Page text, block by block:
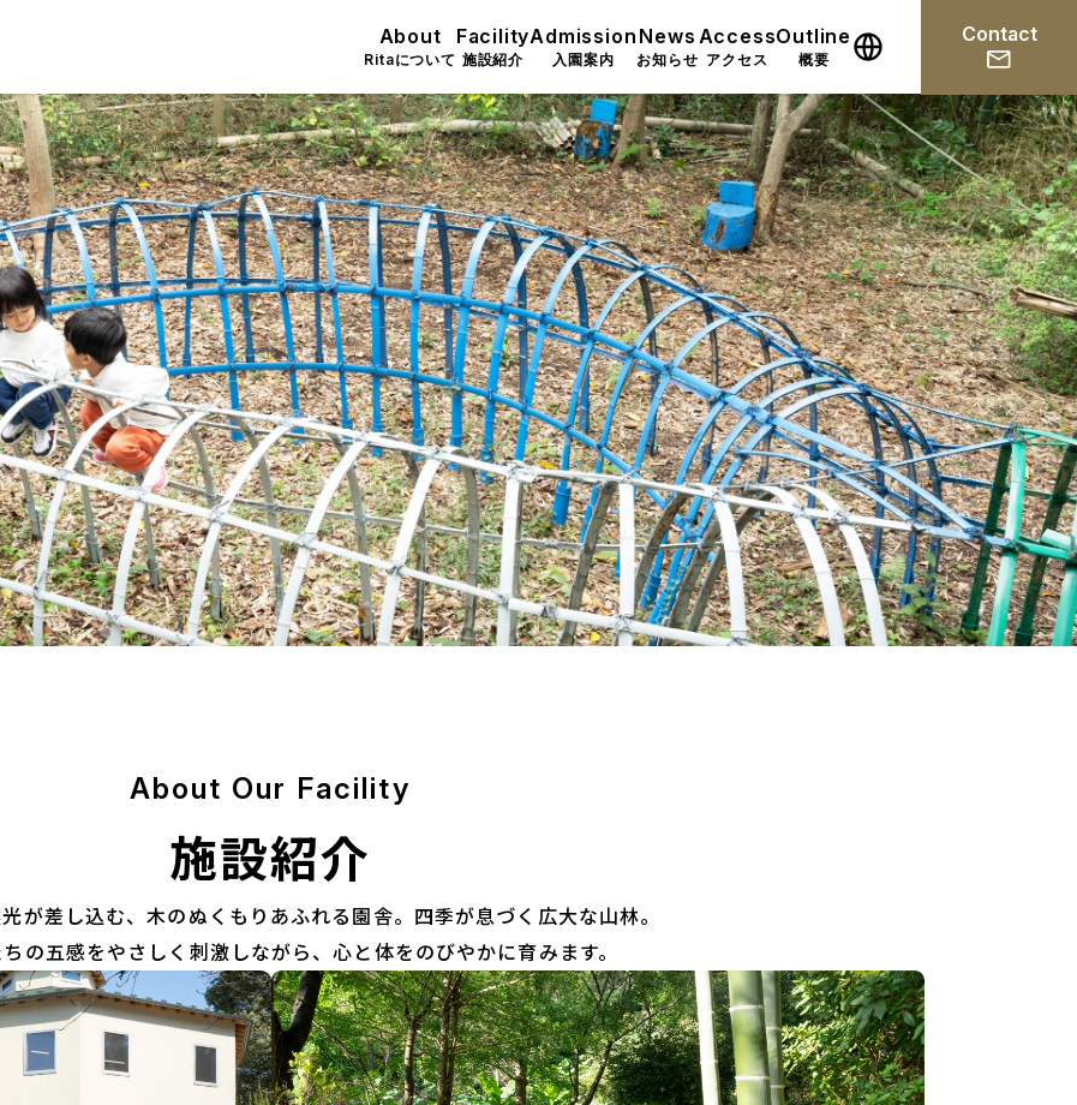
About
Ritaについて
Facility
施設紹介
Admission
入園案内
News
お知らせ
Access
アクセス
Outline
概要
Contact
About Our Facility
施設紹介
が差し込む、木のぬくもりあふれる園舎。四季が息づく広大な山林。
の五感をやさしく刺激しながら、心と体をのびやかに育みます。